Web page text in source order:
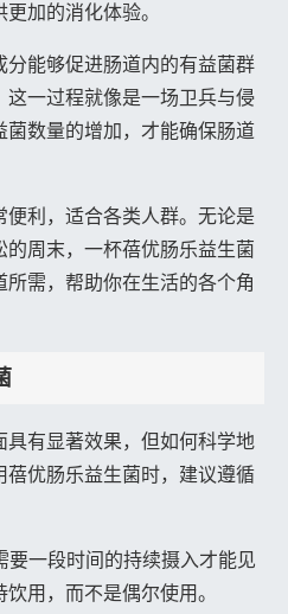
加的消化体验。
能够促进肠道内的有益菌群
一过程就像是一场卫兵与侵
菌数量的增加，才能确保肠道
利，适合各类人群。无论是
周末，一杯蓓优肠乐益生菌
需，帮助你在生活的各个角
具有显著效果，但如何科学地
优肠乐益生菌时，建议遵循
要一段时间的持续摄入才能见
用，而不是偶尔使用。